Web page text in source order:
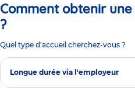
Comment obtenir
?
Quel type d'accueil cherchez-vous ?
Longue durée via l'employeur